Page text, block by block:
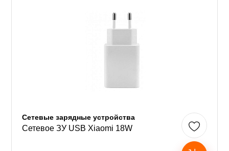
Сетевые зарядные устройства
Сетевое ЗУ USB Xiaomi 18W